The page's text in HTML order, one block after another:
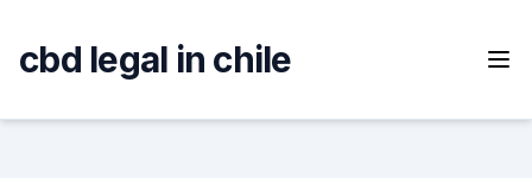
content
cbd legal in chile